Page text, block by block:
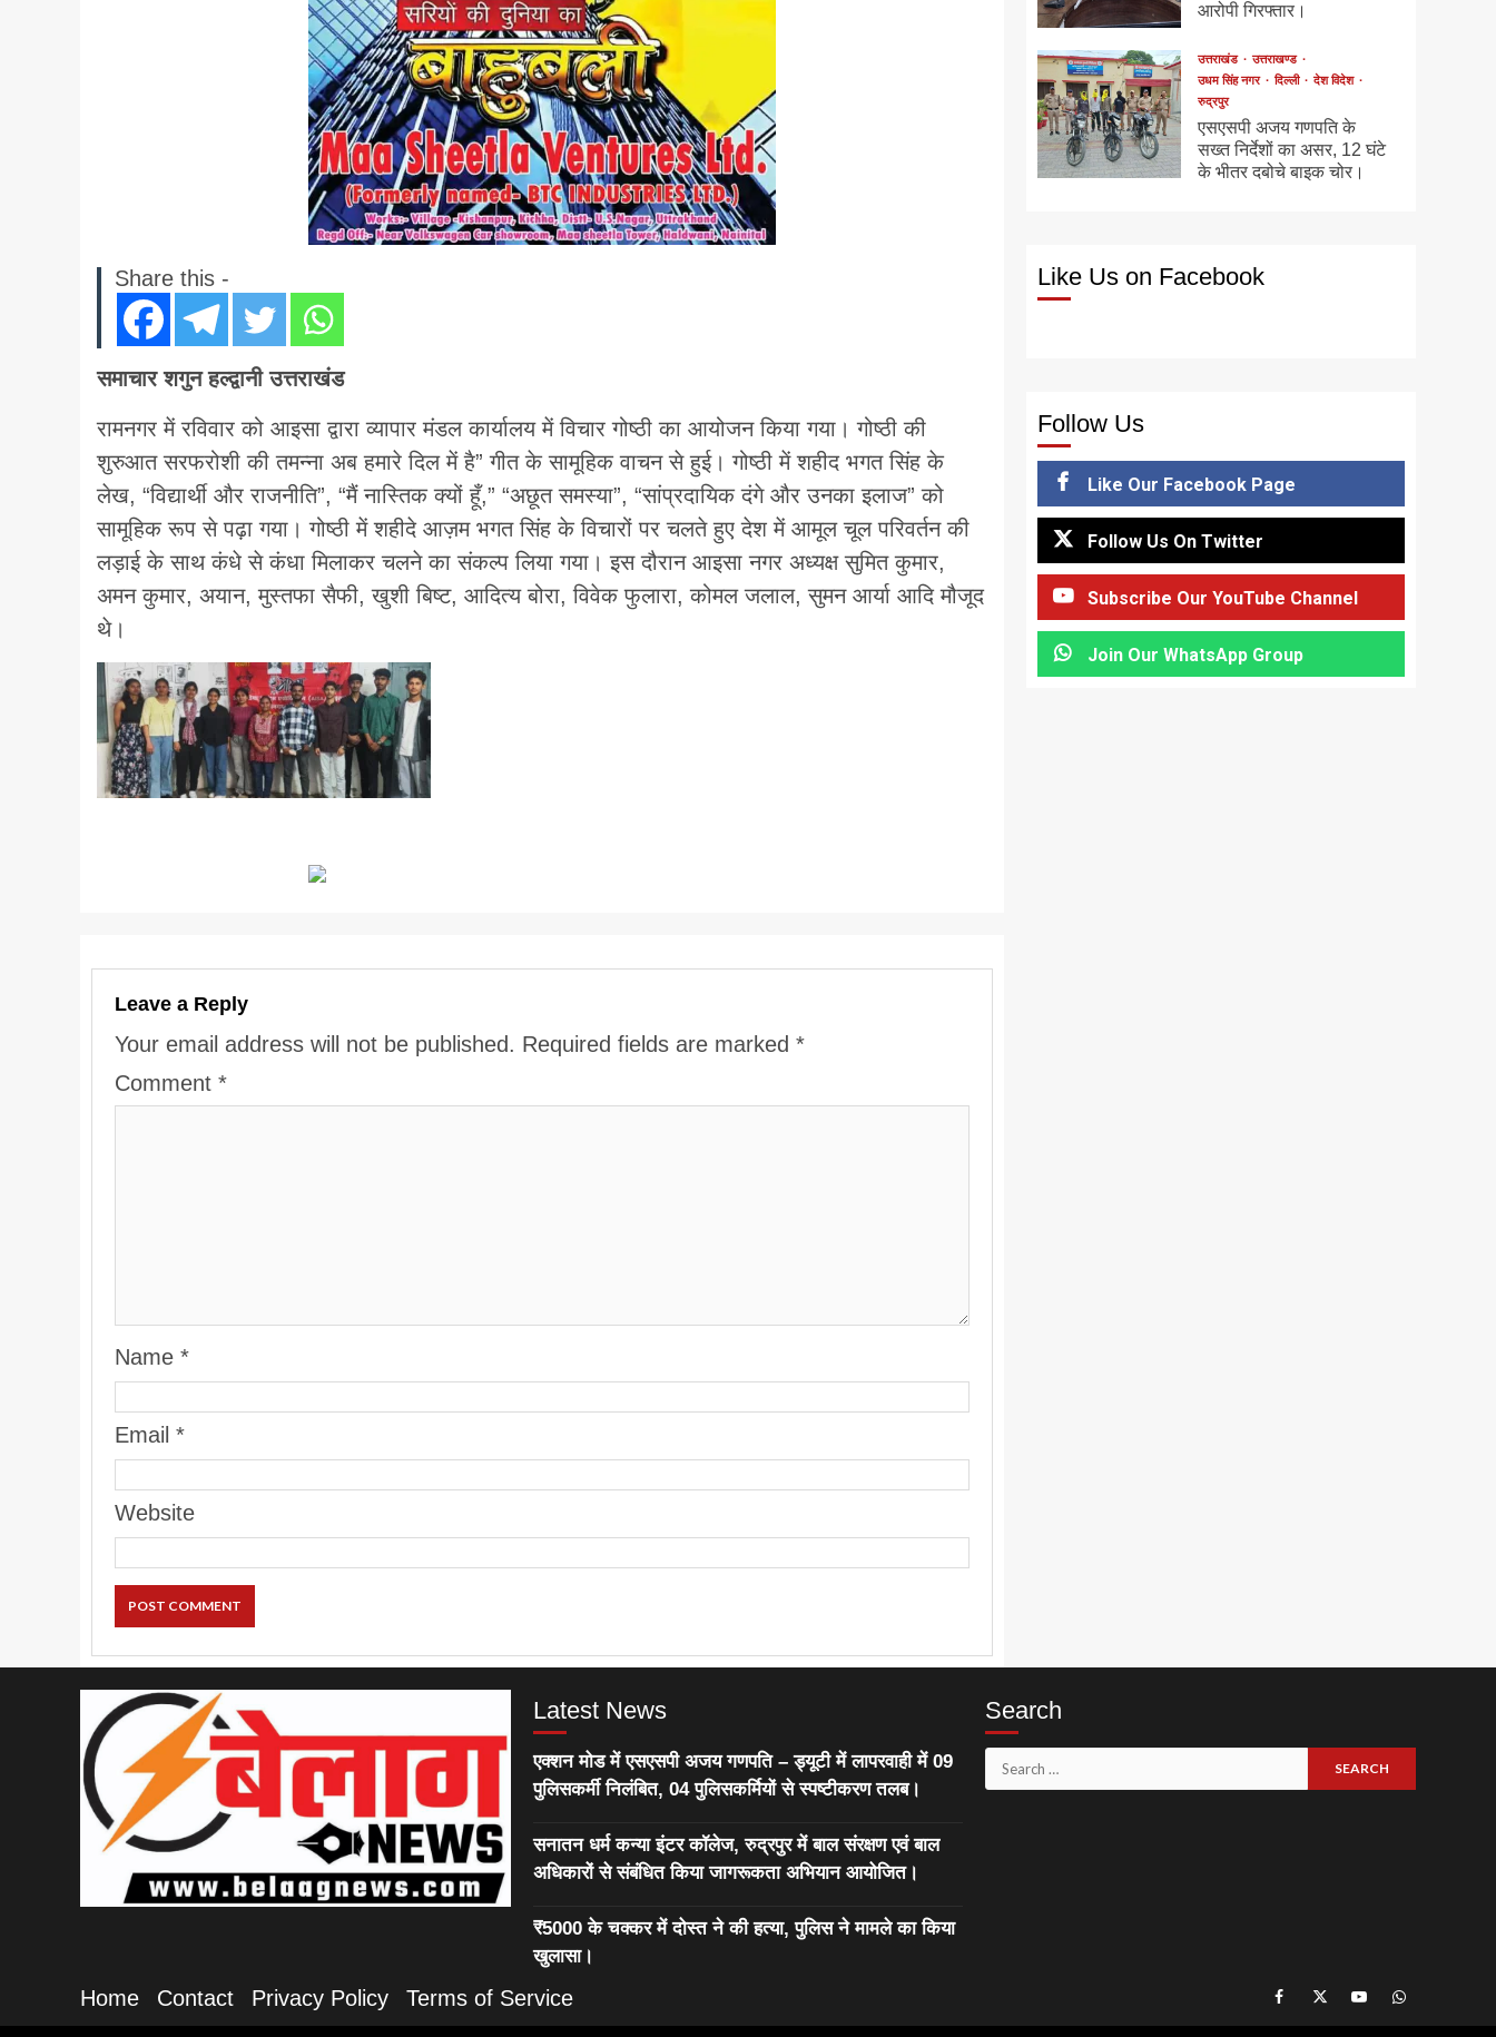
Share this -
समाचार शगुन हल्द्वानी उत्तराखंड
रामनगर में रविवार को आइसा द्वारा व्यापार मंडल कार्यालय में विचार गोष्ठी का आयोजन किया गया। गोष्ठी की
शुरुआत सरफरोशी की तमन्ना अब हमारे दिल में है” गीत के सामूहिक वाचन से हुई। गोष्ठी में शहीद भगत सिंह के
लेख, “विद्यार्थी और राजनीति”, “मैं नास्तिक क्यों हूँ,” “अछूत समस्या”, “सांप्रदायिक दंगे और उनका इलाज” को
सामूहिक रूप से पढ़ा गया। गोष्ठी में शहीदे आज़म भगत सिंह के विचारों पर चलते हुए देश में आमूल चूल परिवर्तन की
लड़ाई के साथ कंधे से कंधा मिलाकर चलने का संकल्प लिया गया। इस दौरान आइसा नगर अध्यक्ष सुमित कुमार,
अमन कुमार, अयान, मुस्तफा सैफी, खुशी बिष्ट, आदित्य बोरा, विवेक फुलारा, कोमल जलाल, सुमन आर्या आदि मौजूद
थे।
Leave a Reply
Your email address will not be published. Required fields are marked *
Comment *
Name *
Email *
Website
आरोपी गिरफ्तार।
उत्तराखंड
उत्तराखण्ड
उधम सिंह नगर
दिल्ली
देश विदेश
रुद्रपुर
एसएसपी अजय गणपति के
सख्त निर्देशों का असर, 12 घंटे
के भीतर दबोचे बाइक चोर।
Like Us on Facebook
Follow Us
Like Our Facebook Page
Follow Us On Twitter
Subscribe Our YouTube Channel
Join Our WhatsApp Group
Latest News
एक्शन मोड में एसएसपी अजय गणपति – ड्यूटी में लापरवाही में 09
पुलिसकर्मी निलंबित, 04 पुलिसकर्मियों से स्पष्टीकरण तलब।
सनातन धर्म कन्या इंटर कॉलेज, रुद्रपुर में बाल संरक्षण एवं बाल
अधिकारों से संबंधित किया जागरूकता अभियान आयोजित।
₹5000 के चक्कर में दोस्त ने की हत्या, पुलिस ने मामले का किया
खुलासा।
Search
Search
for:
Home Contact Privacy Policy Terms of Service
Like
Our
Follow
Us
Subscribe
Our
Join
Our